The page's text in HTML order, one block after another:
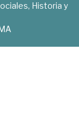
Historia y